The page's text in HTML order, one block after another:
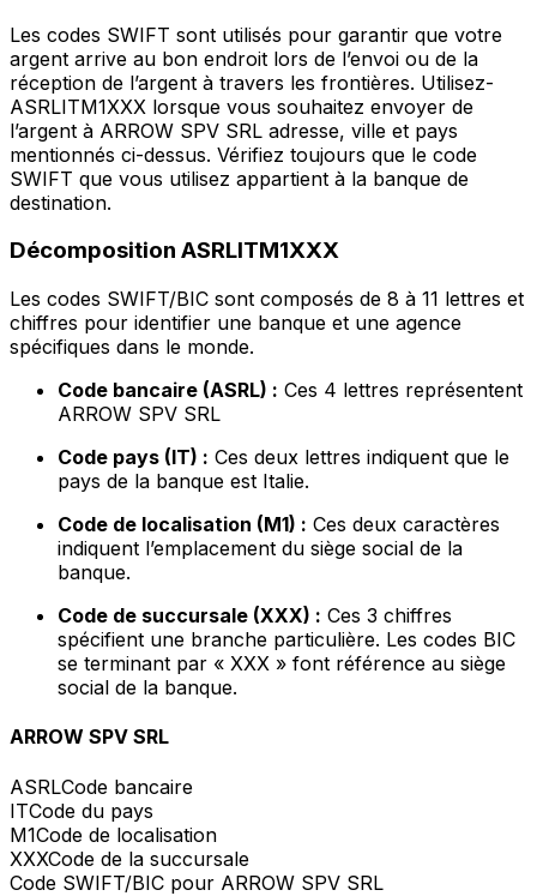
Les codes SWIFT sont utilisés pour garantir que votre
argent arrive au bon endroit lors de l’envoi ou de la
réception de l’argent à travers les frontières. Utilisez-
ASRLITM1XXX lorsque vous souhaitez envoyer de
l’argent à ARROW SPV SRL adresse, ville et pays
mentionnés ci-dessus. Vérifiez toujours que le code
SWIFT que vous utilisez appartient à la banque de
destination.
Décomposition ASRLITM1XXX
Les codes SWIFT/BIC sont composés de 8 à 11 lettres et
chiffres pour identifier une banque et une agence
spécifiques dans le monde.
Code bancaire (ASRL) : Ces 4 lettres représentent
ARROW SPV SRL
Code pays (IT) : Ces deux lettres indiquent que le
pays de la banque est Italie.
Code de localisation (M1) : Ces deux caractères
indiquent l’emplacement du siège social de la
banque.
Code de succursale (XXX) : Ces 3 chiffres
spécifient une branche particulière. Les codes BIC
se terminant par « XXX » font référence au siège
social de la banque.
ARROW SPV SRL
ASRLCode bancaire
ITCode du pays
M1Code de localisation
XXXCode de la succursale
Code SWIFT/BIC pour ARROW SPV SRL